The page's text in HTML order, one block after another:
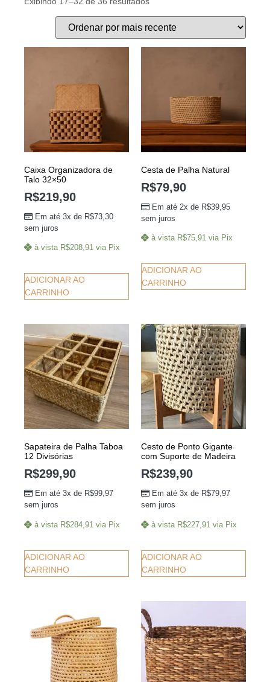
Caixa Organizadora de
Talo 32×50
R$219,90
Em até 3x de R$73,30
sem juros
à vista R$208,91 via Pix
ADICIONAR AO
CARRINHO
Cesta de Palha Natural
R$79,90
Em até 2x de R$39,95
sem juros
à vista R$75,91 via Pix
ADICIONAR AO
CARRINHO
Sapateira de Palha Taboa
12 Divisórias
R$299,90
Em até 3x de R$99,97
sem juros
à vista R$284,91 via Pix
ADICIONAR AO
CARRINHO
Cesto de Ponto Gigante
com Suporte de Madeira
R$239,90
Em até 3x de R$79,97
sem juros
à vista R$227,91 via Pix
ADICIONAR AO
CARRINHO